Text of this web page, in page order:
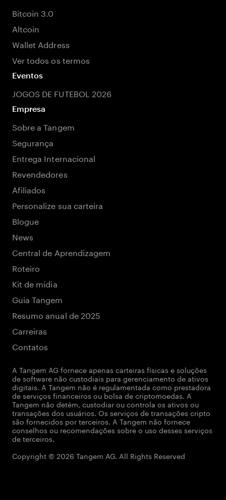
Bitcoin 3.0
Altcoin
Wallet Address
Ver todos os termos
Eventos
JOGOS DE FUTEBOL 2026
Empresa
Sobre a Tangem
Segurança
Entrega Internacional
Revendedores
Afiliados
Personalize sua carteira
Blogue
News
Central de Aprendizagem
Roteiro
Kit de mídia
Guia Tangem
Resumo anual de 2025
Carreiras
Contatos
A Tangem AG fornece apenas carteiras físicas e soluções
de software não custodiais para gerenciamento de ativos
digitais. A Tangem não é regulamentada como prestadora
de serviços financeiros ou bolsa de criptomoedas. A
Tangem não detém, custodiar ou controla os ativos ou
transações dos usuários. Os serviços de transações cripto
são fornecidos por terceiros. A Tangem não fornece
conselhos ou recomendações sobre o uso desses serviços
de terceiros.